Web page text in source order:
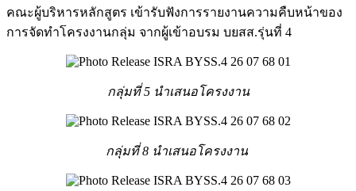
คณะผู้บริหารหลักสูตร เข้ารับฟังการรายงานความคืบหน้าของ
การจัดทำโครงงานกลุ่ม จากผู้เข้าอบรม บยสส.รุ่นที่ 4
กลุ่มที่ 5 นำเสนอโครงงาน
กลุ่มที่ 8 นำเสนอโครงงาน